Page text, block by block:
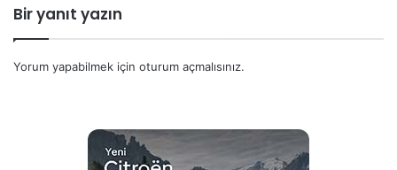
Bir yanıt yazın
Yorum yapabilmek için oturum açmalısınız.